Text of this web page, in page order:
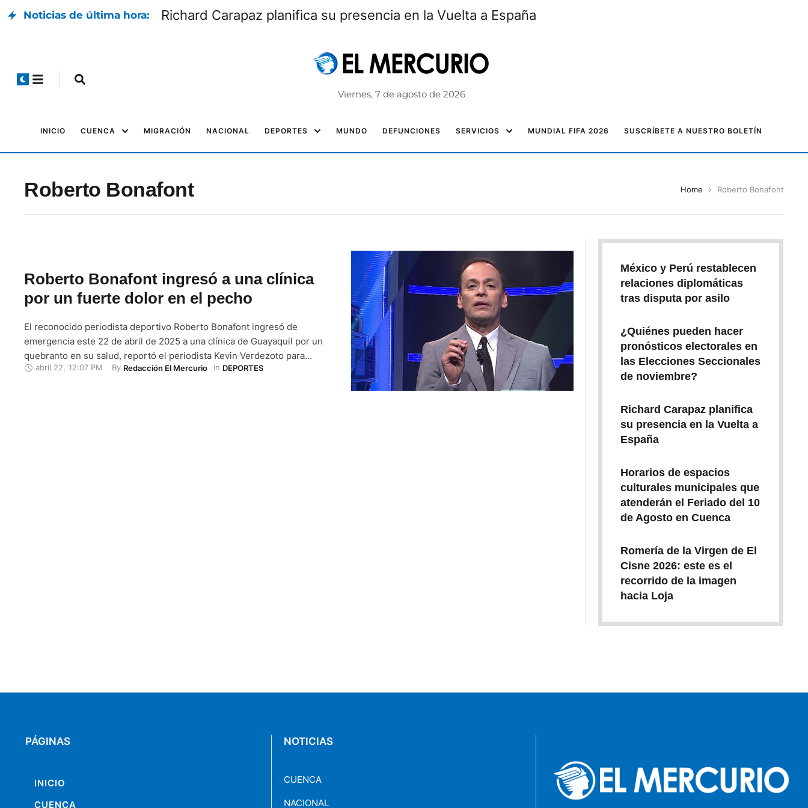
Noticias de última hora: Richard Carapaz planifica su presencia en la Vuelta a España
Viernes, 7 de agosto de 2026
INICIO CUENCA MIGRACIÓN NACIONAL DEPORTES MUNDO DEFUNCIONES SERVICIOS MUNDIAL FIFA 2026 SUSCRÍBETE A NUESTRO BOLETÍN
Roberto Bonafont Home Roberto Bonafont
Roberto Bonafont ingresó a una clínica
por un fuerte dolor en el pecho
El reconocido periodista deportivo Roberto Bonafont ingresó de
emergencia este 22 de abril de 2025 a una clínica de Guayaquil por un
quebranto en su salud, reportó el periodista Kevin Verdezoto para
Ecuavisa. Bonafont se encontraba en su programa Pateando Tachos, en
abril 22 12:07 PM By Redacción El Mercurio In DEPORTES
México y Perú restablecen
relaciones diplomáticas
tras disputa por asilo
¿Quiénes pueden hacer
pronósticos electorales en
las Elecciones Seccionales
de noviembre?
Richard Carapaz planifica
su presencia en la Vuelta a
España
Horarios de espacios
culturales municipales que
atenderán el Feriado del 10
de Agosto en Cuenca
Romería de la Virgen de El
Cisne 2026: este es el
recorrido de la imagen
hacia Loja
PÁGINAS
INICIO
CUENCA
NOTICIAS
CUENCA
NACIONAL